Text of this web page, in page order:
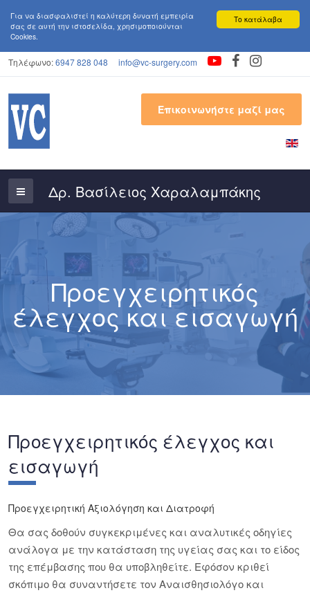
Το κατάλαβα
Για να διασφαλιστεί η καλύτερη δυνατή εμπειρία
σας σε αυτή την ιστoσελίδα, χρησιμοποιούνται
Cookies.
Τηλέφωνο:6947 828 048 info@vc-surgery.com
Επικοινωνήστε μαζί μας
Προεγχειρητικός
έλεγχος και εισαγωγή
Προεγχειρητικός έλεγχος και
εισαγωγή
Προεγχειρητική Αξιολόγηση και Διατροφή
Θα σας δοθούν συγκεκριμένες και αναλυτικές οδηγίες
ανάλογα με την κατάσταση της υγείας σας και το είδος
της επέμβασης που θα υποβληθείτε. Εφόσον κριθεί
σκόπιμο θα συναντήσετε τον Αναισθησιολόγο και